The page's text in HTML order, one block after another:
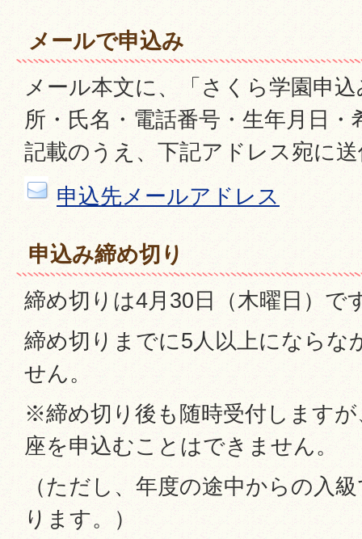
メールで申込み
メール本文に、「さくら学園申
所・氏名・電話番号・生年月日
記載のうえ、下記アドレス宛に
申込先メールアドレス
申込み締め切り
締め切りは4月30日（木曜日）で
締め切りまでに5人以上にならな
せん。
※締め切り後も随時受付します
座を申込むことはできません。
（ただし、年度の途中からの入
ります。）